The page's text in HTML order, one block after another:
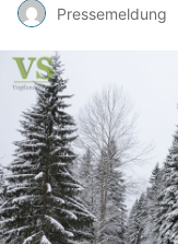
Pressemeldung